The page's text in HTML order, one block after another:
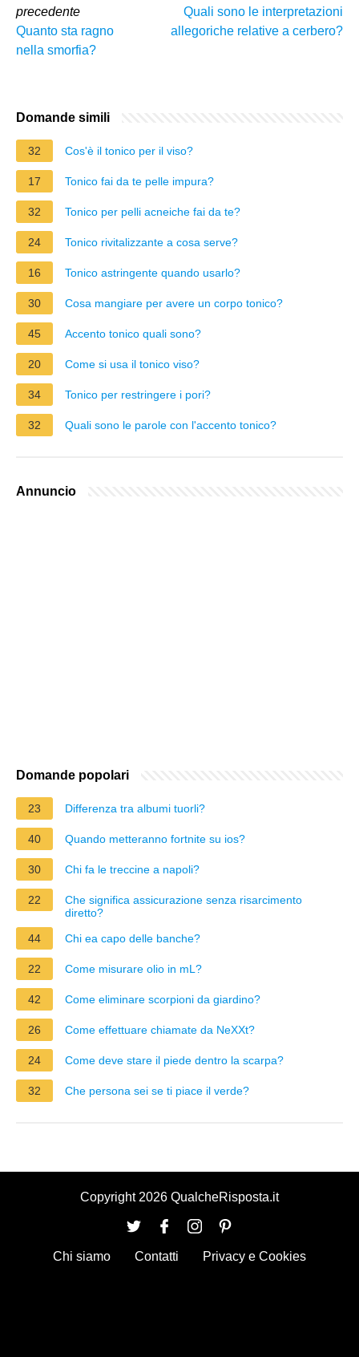
precedente
Quanto sta ragno
nella smorfia?
Quali sono le interpretazioni
allegoriche relative a cerbero?
Domande simili
32 Cos'è il tonico per il viso?
17 Tonico fai da te pelle impura?
32 Tonico per pelli acneiche fai da te?
24 Tonico rivitalizzante a cosa serve?
16 Tonico astringente quando usarlo?
30 Cosa mangiare per avere un corpo tonico?
45 Accento tonico quali sono?
20 Come si usa il tonico viso?
34 Tonico per restringere i pori?
32 Quali sono le parole con l'accento tonico?
Annuncio
Domande popolari
23 Differenza tra albumi tuorli?
40 Quando metteranno fortnite su ios?
30 Chi fa le treccine a napoli?
22
Che significa assicurazione senza risarcimento
diretto?
44
Chi ea capo delle banche?
22 Come misurare olio in mL?
42 Come eliminare scorpioni da giardino?
26 Come effettuare chiamate da NeXXt?
24 Come deve stare il piede dentro la scarpa?
32 Che persona sei se ti piace il verde?
Copyright 2026 QualcheRisposta.it
Chi siamo Contatti Privacy e Cookies